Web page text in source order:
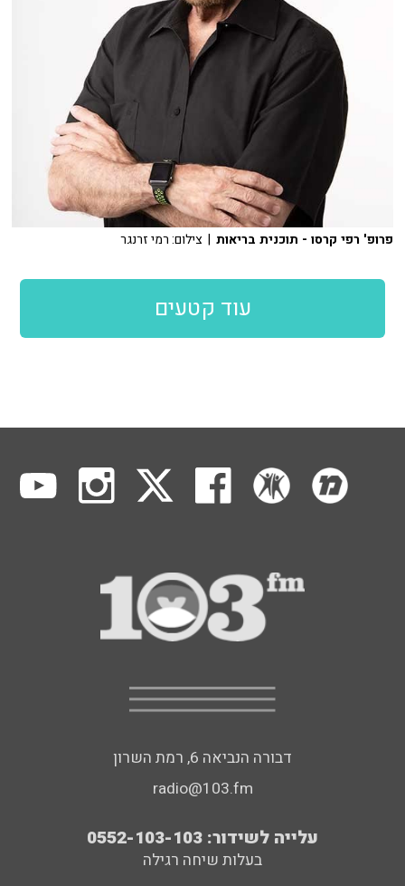
פרופ' רפי קרסו - תוכנית בריאות | צילום: רמי זרנגר
עוד קטעים
דבורה הנביאה 6, רמת השרון
radio@103.fm
עלייה לשידור: 0552-103-103
בעלות שיחה רגילה